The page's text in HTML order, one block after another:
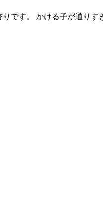
です。 かける子が通り